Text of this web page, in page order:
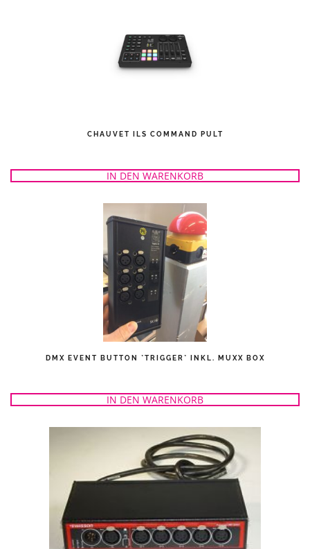
CHAUVET ILS COMMAND PULT
IN DEN WARENKORB
DMX EVENT BUTTON *TRIGGER* INKL. MUXX BOX
IN DEN WARENKORB